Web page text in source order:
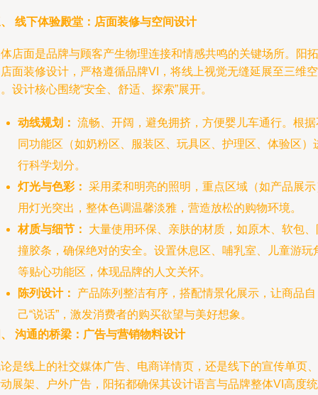
线下体验殿堂：店面装修与空间设计
店面是品牌与顾客产生物理连接和情感共鸣的关键场所。阳拓
面装修设计，严格遵循品牌VI，将线上视觉无缝延展至三维空
设计核心围绕“安全、舒适、探索”展开。
动线规划： 流畅、开阔，避免拥挤，方便婴儿车通行。根据
同功能区（如奶粉区、服装区、玩具区、护理区、体验区）
行科学划分。
灯光与色彩： 采用柔和明亮的照明，重点区域（如产品展示
用灯光突出，整体色调温馨淡雅，营造放松的购物环境。
材质与细节：
大量使用环保、亲肤的材质，如原木、软包、
撞胶条，确保绝对的安全。设置休息区、哺乳室、儿童游玩
等贴心功能区，体现品牌的人文关怀。
陈列设计：
产品陈列整洁有序，搭配情景化展示，让商品自
己“说话”，激发消费者的购买欲望与美好想象。
沟通的桥梁：广告与营销物料设计
是线上的社交媒体广告、电商详情页，还是线下的宣传单页、
展架、户外广告，阳拓都确保其设计语言与品牌整体VI高度统